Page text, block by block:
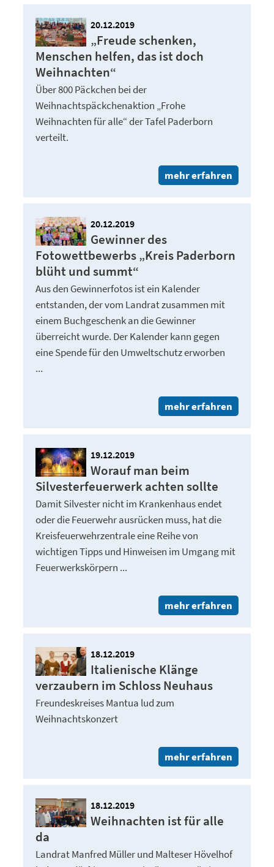
20.12.2019
„Freude schenken,
Menschen helfen, das ist doch
Weihnachten“
Über 800 Päckchen bei der
Weihnachtspäckchenaktion „Frohe
Weihnachten für alle“ der Tafel Paderborn
verteilt.
mehr erfahren
20.12.2019
Gewinner des
Fotowettbewerbs „Kreis Paderborn
blüht und summt“
Aus den Gewinnerfotos ist ein Kalender
entstanden, der vom Landrat zusammen mit
einem Buchgeschenk an die Gewinner
überreicht wurde. Der Kalender kann gegen
eine Spende für den Umweltschutz erworben
...
mehr erfahren
19.12.2019
Worauf man beim
Silvesterfeuerwerk achten sollte
Damit Silvester nicht im Krankenhaus endet
oder die Feuerwehr ausrücken muss, hat die
Kreisfeuerwehrzentrale eine Reihe von
wichtigen Tipps und Hinweisen im Umgang mit
Feuerwerkskörpern ...
mehr erfahren
18.12.2019
Italienische Klänge
verzaubern im Schloss Neuhaus
Freundeskreises Mantua lud zum
Weihnachtskonzert
mehr erfahren
18.12.2019
Weihnachten ist für alle
da
Landrat Manfred Müller und Malteser Hövelhof